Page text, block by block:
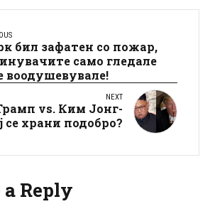
бил зафатен со пожар,
само гледале
воодушевувале!
NEXT
vs. Ким Јонг-
се храни подобро?
a Reply